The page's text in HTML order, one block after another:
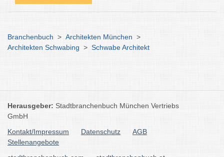
Branchenbuch > Architekten München >
Architekten Schwabing > Schwabe Architekt
Herausgeber: Stadtbranchenbuch München Vertriebs
GmbH
Kontakt/Impressum
Datenschutz
AGB
Stellenangebote